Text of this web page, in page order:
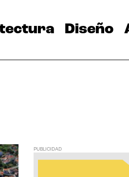
Diseño
PUBLICIDAD